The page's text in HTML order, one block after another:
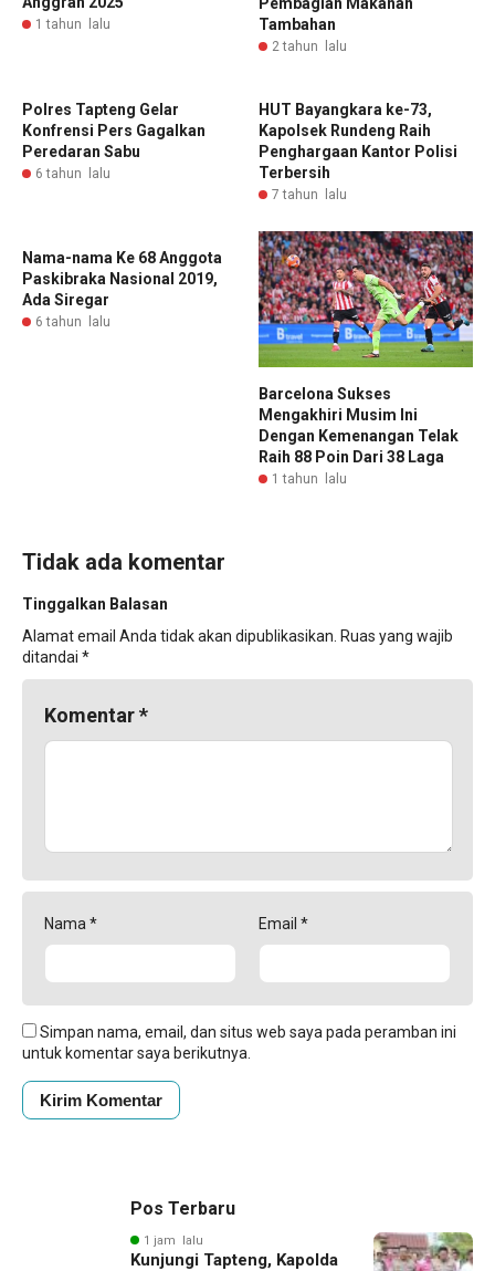
1 tahun lalu
Tambahan
2 tahun lalu
Polres Tapteng Gelar
Konfrensi Pers Gagalkan
Peredaran Sabu
6 tahun lalu
HUT Bayangkara ke-73,
Kapolsek Rundeng Raih
Penghargaan Kantor Polisi
Terbersih
7 tahun lalu
Nama-nama Ke 68 Anggota
Paskibraka Nasional 2019,
Ada Siregar
6 tahun lalu
Barcelona Sukses
Mengakhiri Musim Ini
Dengan Kemenangan Telak
Raih 88 Poin Dari 38 Laga
1 tahun lalu
Tidak ada komentar
Tinggalkan Balasan
Alamat email Anda tidak akan dipublikasikan. Ruas yang wajib
ditandai *
Komentar*
Nama * Email *
Simpan nama, email, dan situs web saya pada peramban ini
untuk komentar saya berikutnya.
Pos Terbaru
1 jam lalu
Kunjungi Tapteng, Kapolda